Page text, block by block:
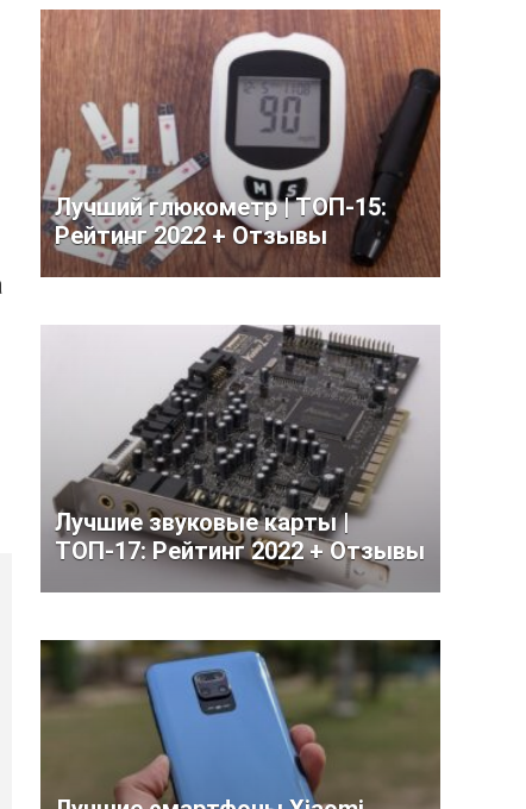
Лучший глюкометр | ТОП-15:
Рейтинг 2022 + Отзывы
Лучшие звуковые карты |
ТОП-17: Рейтинг 2022 + Отзывы